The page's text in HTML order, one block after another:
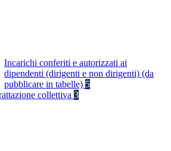
Incarichi conferiti e autorizzati ai
dipendenti (dirigenti e non dirigenti) (da
pubblicare in tabelle) 5
collettiva 3